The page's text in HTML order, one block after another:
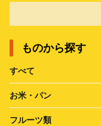
ものから探す
すべて
お米・パン
フルーツ類